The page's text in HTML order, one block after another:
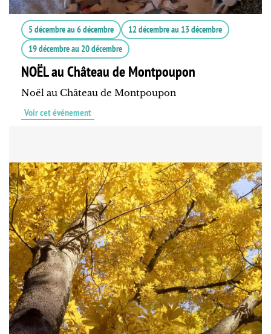
5 décembreau6 décembre 12 décembreau 13 décembre
19 décembreau 20 décembre
NOËL au Château de Montpoupon
Noël au Château de Montpoupon
Voir cet événement